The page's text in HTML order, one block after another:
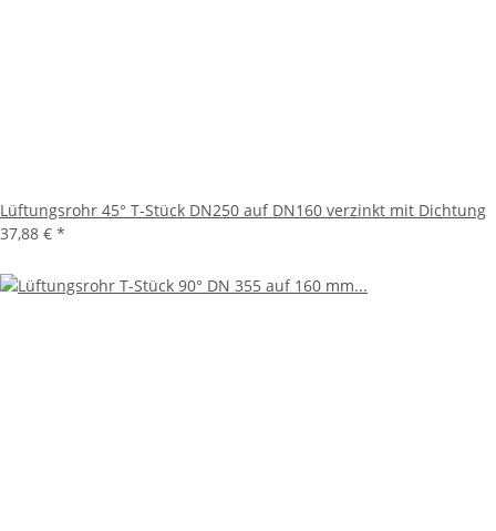
Lüftungsrohr 45° T-Stück DN250 auf DN160 verzinkt mit Dichtung
37,88 € *